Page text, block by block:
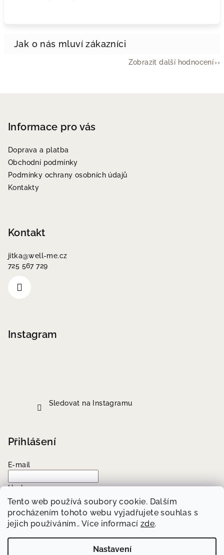
Tento web používá soubory cookie. Dalším
procházením tohoto webu vyjadřujete souhlas s
jejich používáním.. Více informací zde.
Nastavení
Zobrazit další hodnocení
Informace pro vás
Doprava a platba
Obchodní podmínky
Podmínky ochrany osobních údajů
Kontakty
Kontakt
jitka@well-me.cz
725 567 729
Instagram
Sledovat na Instagramu
Přihlášení
E-mail
Heslo
Přihlásit se
Nová registraceZapomenuté heslo